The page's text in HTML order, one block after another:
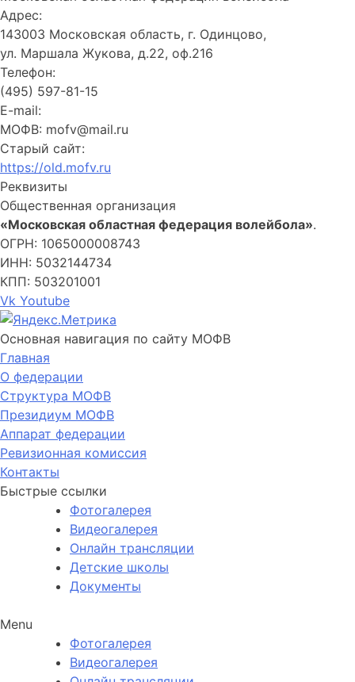
Адрес:
143003 Московская область, г. Одинцово,
ул. Маршала Жукова, д.22, оф.216
Телефон:
(495) 597-81-15
E-mail:
МОФВ: mofv@mail.ru
Старый сайт:
https://old.mofv.ru
Реквизиты
Общественная организация
«Московская областная федерация волейбола».
ОГРН: 1065000008743
ИНН: 5032144734
КПП: 503201001
Vk Youtube
Основная навигация по сайту МОФВ
Главная
О федерации
Структура МОФВ
Президиум МОФВ
Аппарат федерации
Ревизионная комиссия
Контакты
Быстрые ссылки
Фотогалерея
Видеогалерея
Онлайн трансляции
Детские школы
Документы
Menu
Фотогалерея
Видеогалерея